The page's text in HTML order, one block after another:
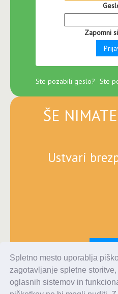
Spletno mesto uporablja
zagotavljanje spletne
oglasnih sistemov in
Zapomni
Ste pozabili geslo? Ste
ŠE
Ustvari